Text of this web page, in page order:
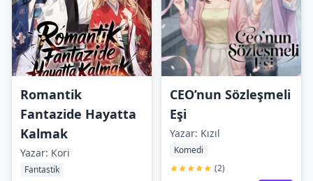
Romantik
Fantazide Hayatta
Kalmak
Yazar: Kori
Fantastik
CEO’nun Sözleşmeli
Eşi
Yazar: Kızıl
Komedi
(2)